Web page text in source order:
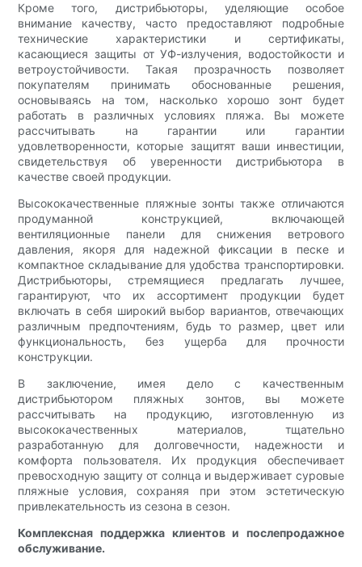
Кроме того, дистрибьюторы, уделяющие особое
внимание качеству, часто предоставляют подробные
технические характеристики и сертификаты,
касающиеся защиты от УФ-излучения, водостойкости и
ветроустойчивости. Такая прозрачность позволяет
покупателям принимать обоснованные решения,
основываясь на том, насколько хорошо зонт будет
работать в различных условиях пляжа. Вы можете
рассчитывать на гарантии или гарантии
удовлетворенности, которые защитят ваши инвестиции,
свидетельствуя об уверенности дистрибьютора в
качестве своей продукции.
Высококачественные пляжные зонты также отличаются
продуманной конструкцией, включающей
вентиляционные панели для снижения ветрового
давления, якоря для надежной фиксации в песке и
компактное складывание для удобства транспортировки.
Дистрибьюторы, стремящиеся предлагать лучшее,
гарантируют, что их ассортимент продукции будет
включать в себя широкий выбор вариантов, отвечающих
различным предпочтениям, будь то размер, цвет или
функциональность, без ущерба для прочности
конструкции.
В заключение, имея дело с качественным
дистрибьютором пляжных зонтов, вы можете
рассчитывать на продукцию, изготовленную из
высококачественных материалов, тщательно
разработанную для долговечности, надежности и
комфорта пользователя. Их продукция обеспечивает
превосходную защиту от солнца и выдерживает суровые
пляжные условия, сохраняя при этом эстетическую
привлекательность из сезона в сезон.
Комплексная поддержка клиентов и послепродажное
обслуживание.